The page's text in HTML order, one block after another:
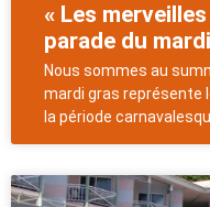
« Les
parade du
Nous sommes au
mardi gras représente
la période